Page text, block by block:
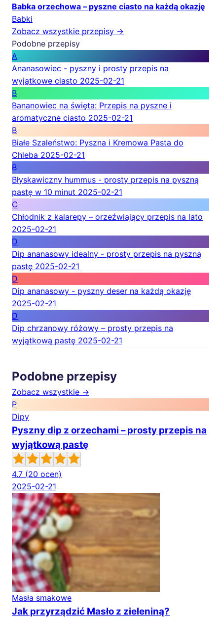
Babka orzechowa – pyszne ciasto na każdą okazję
Babki
Zobacz wszystkie przepisy →
Podobne przepisy
A
Ananasowiec - pyszny i prosty przepis na
wyjątkowe ciasto 2025-02-21
B
Bananowiec na święta: Przepis na pyszne i
aromatyczne ciasto 2025-02-21
B
Białe Szaleństwo: Pyszna i Kremowa Pasta do
Chleba 2025-02-21
B
Błyskawiczny hummus - prosty przepis na pyszną
pastę w 10 minut 2025-02-21
C
Chłodnik z kalarepy – orzeźwiający przepis na lato
2025-02-21
D
Dip ananasowy idealny - prosty przepis na pyszną
pastę 2025-02-21
D
Dip ananasowy - pyszny deser na każdą okazję
2025-02-21
D
Dip chrzanowy różowy – prosty przepis na
wyjątkową pastę 2025-02-21
Podobne przepisy
Zobacz wszystkie →
P
Dipy
Pyszny dip z orzechami – prosty przepis na
wyjątkową pastę
4.7 (20 ocen)
2025-02-21
Masła smakowe
Jak przyrządzić Masło z zieleniną?